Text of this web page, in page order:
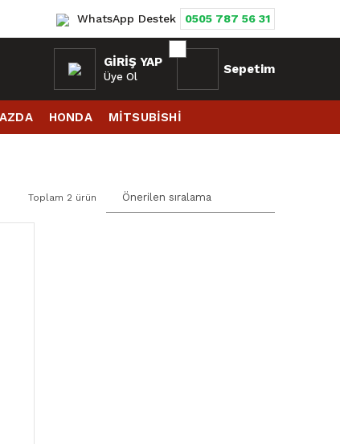
WhatsApp Destek 0505 787 56 31
GIRIŞ YAP
Üye Ol
Sepetim
HONDA MİTSUBİSHİ
Toplam 2 ürün